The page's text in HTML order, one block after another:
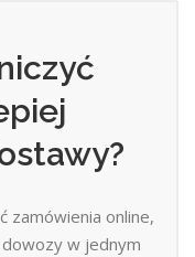
zamówienia online,
w jednym